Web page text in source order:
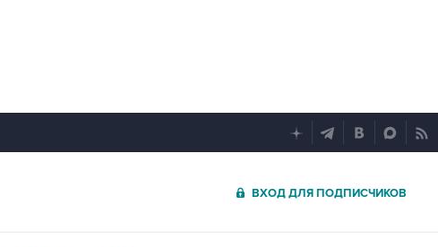
ВХОД ДЛЯ ПОДПИСЧИКОВ